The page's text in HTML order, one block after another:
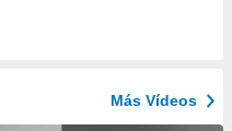
Más Vídeos